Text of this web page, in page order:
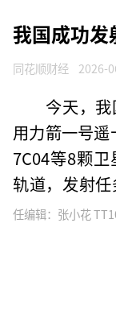
我国成功发
同花顺财经 2026-
今天，
用力箭一号
7C04等8颗
轨道，发射
任编辑：张小花